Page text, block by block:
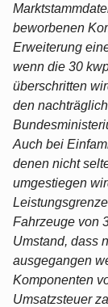
beworbenen
Erweiterung
wenn die 30
überschritten
den
Auch bei
denen nicht
umgestiegen
Fahrzeuge von
Umstand, dass
ausgegangen
Komponenten
Umsatzsteuer